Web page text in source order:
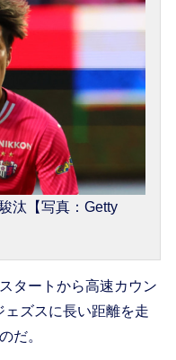
汰【写真：Getty
タートから高速カウン
ズスに長い距離を走
だ。